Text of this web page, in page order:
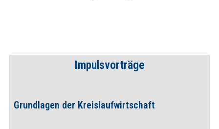
Impulsvorträge
Grundlagen der Kreislaufwirtschaft